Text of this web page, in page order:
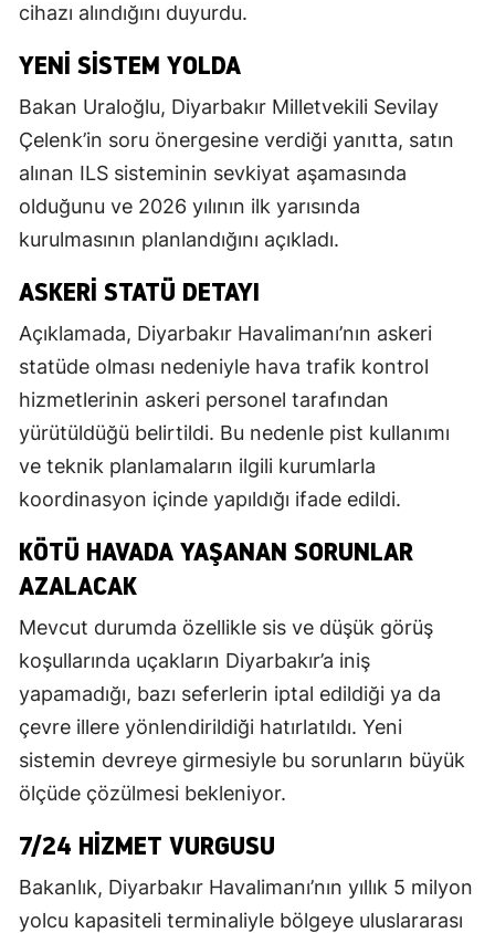
cihazı alındığını duyurdu.
YENI SISTEM YOLDA
Bakan Uraloğlu, Diyarbakır Milletvekili Sevilay
Çelenk’in soru önergesine verdiği yanıtta, satın
alınan ILS sisteminin sevkiyat aşamasında
olduğunu ve 2026 yılının ilk yarısında
kurulmasının planlandığını açıkladı.
ASKERI STATÜ DETAYI
Açıklamada, Diyarbakır Havalimanı’nın askeri
statüde olması nedeniyle hava trafik kontrol
hizmetlerinin askeri personel tarafından
yürütüldüğü belirtildi. Bu nedenle pist kullanımı
ve teknik planlamaların ilgili kurumlarla
koordinasyon içinde yapıldığı ifade edildi.
KÖTÜ HAVADA YAŞANAN SORUNLAR
AZALACAK
Mevcut durumda özellikle sis ve düşük görüş
koşullarında uçakların Diyarbakır’a iniş
yapamadığı, bazı seferlerin iptal edildiği ya da
çevre illere yönlendirildiği hatırlatıldı. Yeni
sistemin devreye girmesiyle bu sorunların büyük
ölçüde çözülmesi bekleniyor.
7/24 HIZMET VURGUSU
Bakanlık, Diyarbakır Havalimanı’nın yıllık 5 milyon
yolcu kapasiteli terminaliyle bölgeye uluslararası